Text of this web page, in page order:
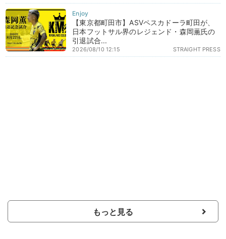
【東京都町田市】ASVペスカドーラ町田が、
日本フットサル界のレジェンド・森岡薫氏の
引退試合...
STRAIGHT PRESS
2026/08/10 12:15
もっと見る